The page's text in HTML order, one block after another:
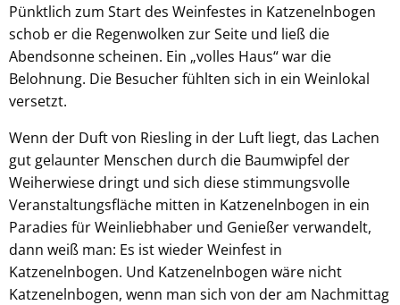
Pünktlich zum Start des Weinfestes in Katzenelnbogen
schob er die Regenwolken zur Seite und ließ die
Abendsonne scheinen. Ein „volles Haus“ war die
Belohnung. Die Besucher fühlten sich in ein Weinlokal
versetzt.
Wenn der Duft von Riesling in der Luft liegt, das Lachen
gut gelaunter Menschen durch die Baumwipfel der
Weiherwiese dringt und sich diese stimmungsvolle
Veranstaltungsfläche mitten in Katzenelnbogen in ein
Paradies für Weinliebhaber und Genießer verwandelt,
dann weiß man: Es ist wieder Weinfest in
Katzenelnbogen. Und Katzenelnbogen wäre nicht
Katzenelnbogen, wenn man sich von der am Nachmittag